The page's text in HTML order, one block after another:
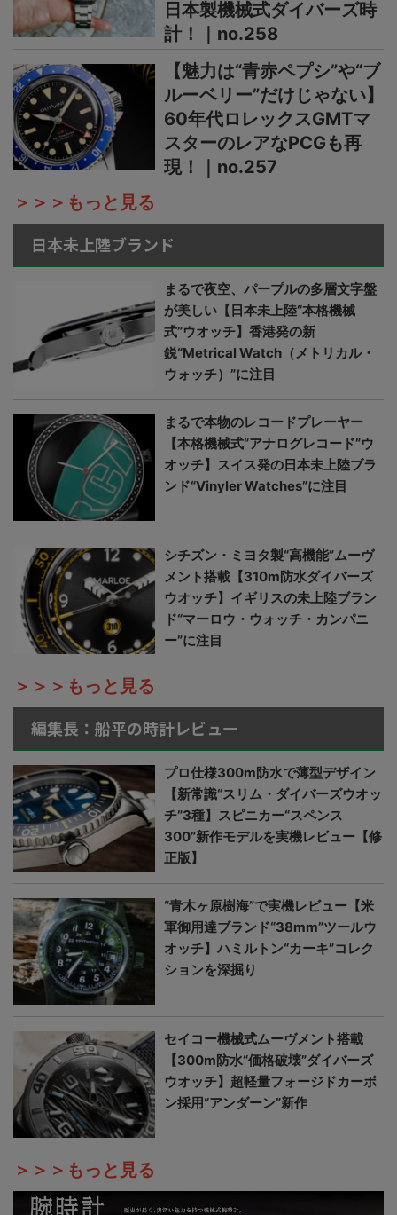
日本製機械式ダイバーズ時
計！｜no.258
【魅力は“青赤ペプシ”や“ブ
ルーベリー”だけじゃない】
60年代ロレックスGMTマ
スターのレアなPCGも再
現！｜no.257
＞＞＞もっと見る
日本未上陸ブランド
まるで夜空、パープルの多層文字盤
が美しい【日本未上陸“本格機械
式”ウオッチ】香港発の新
鋭“Metrical Watch（メトリカル・
ウォッチ）”に注目
まるで本物のレコードプレーヤー
【本格機械式“アナログレコード”ウ
オッチ】スイス発の日本未上陸ブラ
ンド“Vinyler Watches”に注目
シチズン・ミヨタ製“高機能”ムーヴ
メント搭載【310m防水ダイバーズ
ウオッチ】イギリスの未上陸ブラン
ド“マーロウ・ウォッチ・カンパニ
ー”に注目
＞＞＞もっと見る
編集長：船平の時計レビュー
プロ仕様300m防水で薄型デザイン
【新常識“スリム・ダイバーズウオッ
チ”3種】スピニカー“スペンス
300”新作モデルを実機レビュー【修
正版】
“青木ヶ原樹海”で実機レビュー【米
軍御用達ブランド“38mm”ツールウ
オッチ】ハミルトン“カーキ”コレク
ションを深掘り
セイコー機械式ムーヴメント搭載
【300m防水“価格破壊”ダイバーズ
ウオッチ】超軽量フォージドカーボ
ン採用“アンダーン”新作
＞＞＞もっと見る